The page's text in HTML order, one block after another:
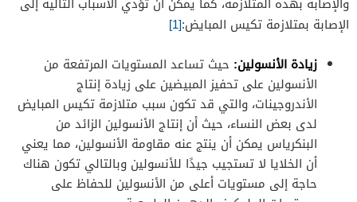
الإصابة بمتلازمة تكيس المبايض:[1]
زيادة الأنسولين: حيث تساعد المستويات المرتفعة من
الأنسولين على تحفيز المبيضين على زيادة إنتاج
الأندروجينات، والتي قد تكون سبب متلازمة تكيس المبايض
لدى بعض النساء، حيث أن إنتاج الأنسولين الزائد من
البنكرياس يمكن أن ينتج عنه مقاومة الأنسولين، مما يعني
أن الخلايا لا تستجيب جيدًا للأنسولين وبالتالي تكون هناك
حاجة إلى مستويات أعلى من الأنسولين للحفاظ على